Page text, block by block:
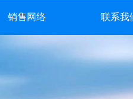
销售网络 联系我